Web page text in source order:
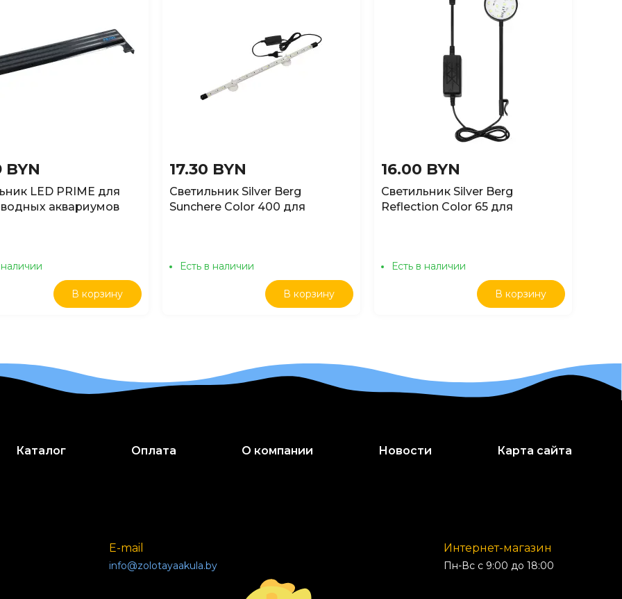
BYN
LED PRIME для
аквариумов
наличии
В корзину
17.30 BYN
Светильник Silver Berg
Sunchere Color 400 для
Есть в наличии
В корзину
16.00 BYN
Светильник Silver Berg
Reflection Color 65 для
Есть в наличии
В корзину
Каталог Оплата О компании Новости Карта сайта
E-mail
info@zolotayaakula.by
Интернет-магазин
Пн-Вс с 9:00 до 18:00